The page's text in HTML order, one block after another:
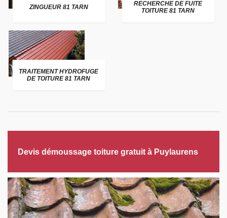
ZINGUEUR 81 TARN
RECHERCHE DE FUITE
TOITURE 81 TARN
TRAITEMENT HYDROFUGE
DE TOITURE 81 TARN
Devis démoussage toiture gratuit à Puylaurens